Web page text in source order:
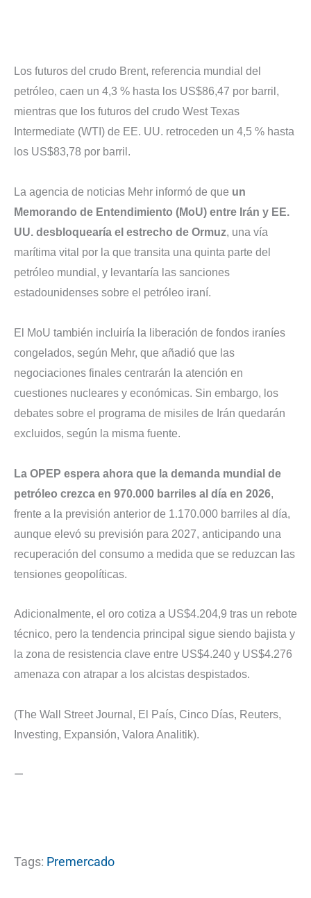
Los futuros del crudo Brent, referencia mundial del
petróleo, caen un 4,3 % hasta los US$86,47 por barril,
mientras que los futuros del crudo West Texas
Intermediate (WTI) de EE. UU. retroceden un 4,5 % hasta
los US$83,78 por barril.
La agencia de noticias Mehr informó de que un
Memorando de Entendimiento (MoU) entre Irán y EE.
UU. desbloquearía el estrecho de Ormuz, una vía
marítima vital por la que transita una quinta parte del
petróleo mundial, y levantaría las sanciones
estadounidenses sobre el petróleo iraní.
El MoU también incluiría la liberación de fondos iraníes
congelados, según Mehr, que añadió que las
negociaciones finales centrarán la atención en
cuestiones nucleares y económicas. Sin embargo, los
debates sobre el programa de misiles de Irán quedarán
excluidos, según la misma fuente.
La OPEP espera ahora que la demanda mundial de
petróleo crezca en 970.000 barriles al día en 2026,
frente a la previsión anterior de 1.170.000 barriles al día,
aunque elevó su previsión para 2027, anticipando una
recuperación del consumo a medida que se reduzcan las
tensiones geopolíticas.
Adicionalmente, el oro cotiza a US$4.204,9 tras un rebote
técnico, pero la tendencia principal sigue siendo bajista y
la zona de resistencia clave entre US$4.240 y US$4.276
amenaza con atrapar a los alcistas despistados.
(The Wall Street Journal, El País, Cinco Días, Reuters,
Investing, Expansión, Valora Analitik).
—
Tags: Premercado